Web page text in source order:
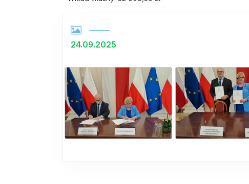
24.09.2025